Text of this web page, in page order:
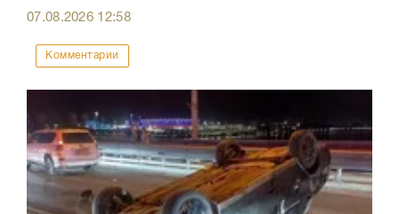
07.08.2026 12:58
Комментарии